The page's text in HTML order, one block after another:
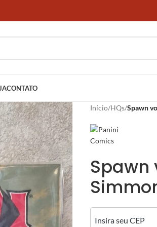
CONTATO
Início/HQs/Spawn
Spawn